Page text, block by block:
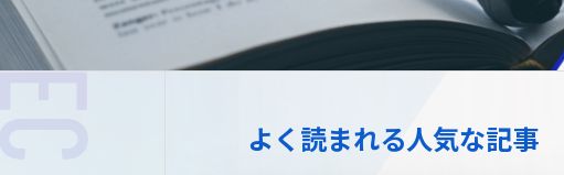
W2Commerce
Unified
よく読まれる人気な記事